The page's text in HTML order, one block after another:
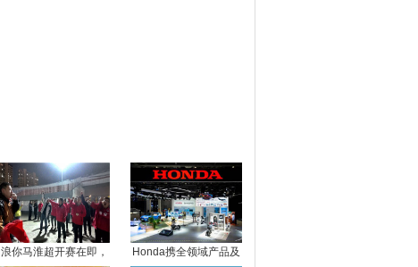
浪你马淮超开赛在即， Honda携全领域产品及